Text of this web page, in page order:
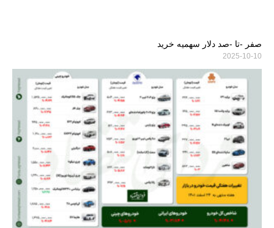
صفر -تا -صد دلار سهمیه خرید
2025-10-10